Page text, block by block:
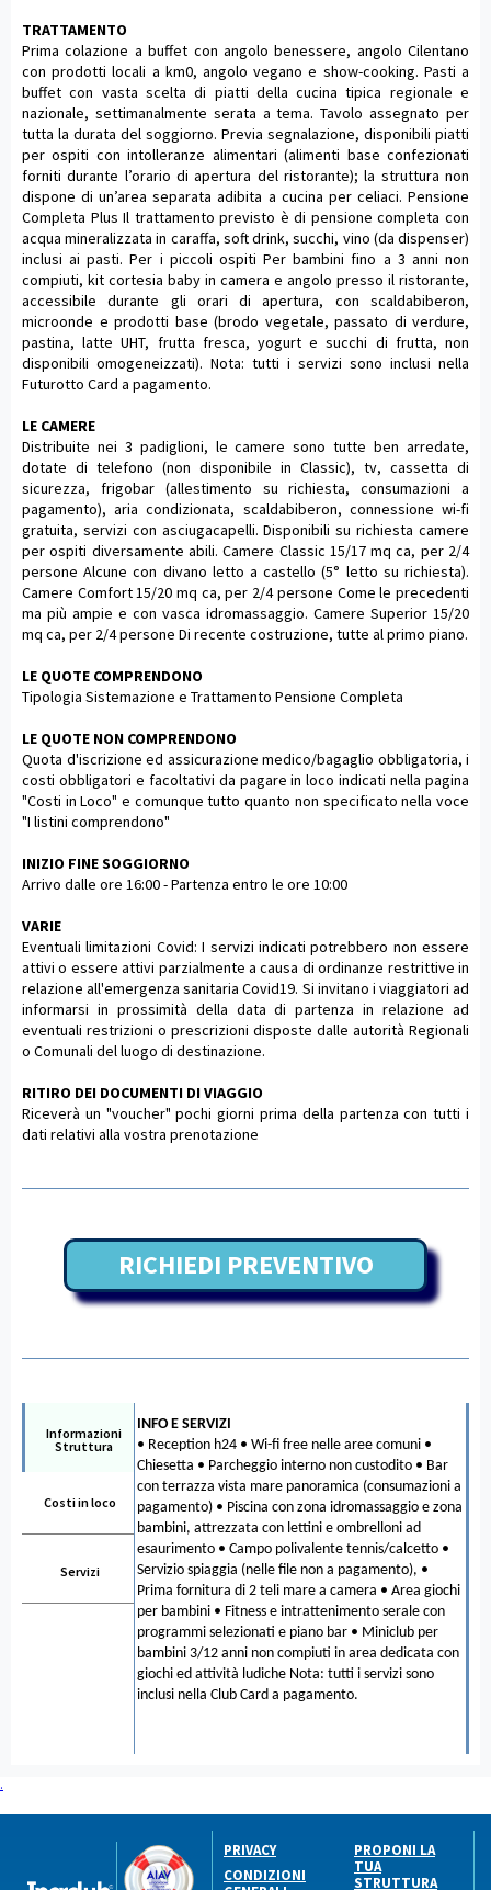
TRATTAMENTO
Prima colazione a buffet con angolo benessere, angolo Cilentano
con prodotti locali a km0, angolo vegano e show-cooking. Pasti a
buffet con vasta scelta di piatti della cucina tipica regionale e
nazionale, settimanalmente serata a tema. Tavolo assegnato per
tutta la durata del soggiorno. Previa segnalazione, disponibili piatti
per ospiti con intolleranze alimentari (alimenti base confezionati
forniti durante l’orario di apertura del ristorante); la struttura non
dispone di un’area separata adibita a cucina per celiaci. Pensione
Completa Plus Il trattamento previsto è di pensione completa con
acqua mineralizzata in caraffa, soft drink, succhi, vino (da dispenser)
inclusi ai pasti. Per i piccoli ospiti Per bambini fino a 3 anni non
compiuti, kit cortesia baby in camera e angolo presso il ristorante,
accessibile durante gli orari di apertura, con scaldabiberon,
microonde e prodotti base (brodo vegetale, passato di verdure,
pastina, latte UHT, frutta fresca, yogurt e succhi di frutta, non
disponibili omogeneizzati). Nota: tutti i servizi sono inclusi nella
Futurotto Card a pagamento.
LE CAMERE
Distribuite nei 3 padiglioni, le camere sono tutte ben arredate,
dotate di telefono (non disponibile in Classic), tv, cassetta di
sicurezza, frigobar (allestimento su richiesta, consumazioni a
pagamento), aria condizionata, scaldabiberon, connessione wi-fi
gratuita, servizi con asciugacapelli. Disponibili su richiesta camere
per ospiti diversamente abili. Camere Classic 15/17 mq ca, per 2/4
persone Alcune con divano letto a castello (5° letto su richiesta).
Camere Comfort 15/20 mq ca, per 2/4 persone Come le precedenti
ma più ampie e con vasca idromassaggio. Camere Superior 15/20
mq ca, per 2/4 persone Di recente costruzione, tutte al primo piano.
LE QUOTE COMPRENDONO
Tipologia Sistemazione e Trattamento Pensione Completa
LE QUOTE NON COMPRENDONO
Quota d'iscrizione ed assicurazione medico/bagaglio obbligatoria, i
costi obbligatori e facoltativi da pagare in loco indicati nella pagina
"Costi in Loco" e comunque tutto quanto non specificato nella voce
"I listini comprendono"
INIZIO FINE SOGGIORNO
Arrivo dalle ore 16:00 - Partenza entro le ore 10:00
VARIE
Eventuali limitazioni Covid: I servizi indicati potrebbero non essere
attivi o essere attivi parzialmente a causa di ordinanze restrittive in
relazione all'emergenza sanitaria Covid19. Si invitano i viaggiatori ad
informarsi in prossimità della data di partenza in relazione ad
eventuali restrizioni o prescrizioni disposte dalle autorità Regionali
o Comunali del luogo di destinazione.
RITIRO DEI DOCUMENTI DI VIAGGIO
Riceverà un "voucher" pochi giorni prima della partenza con tutti i
dati relativi alla vostra prenotazione
RICHIEDI PREVENTIVO
Informazioni
Struttura
Costi in loco
Servizi
INFO E SERVIZI
• Reception h24 • Wi-fi free nelle aree comuni •
Chiesetta • Parcheggio interno non custodito • Bar
con terrazza vista mare panoramica (consumazioni a
pagamento) • Piscina con zona idromassaggio e zona
bambini, attrezzata con lettini e ombrelloni ad
esaurimento • Campo polivalente tennis/calcetto •
Servizio spiaggia (nelle file non a pagamento), •
Prima fornitura di 2 teli mare a camera • Area giochi
per bambini • Fitness e intrattenimento serale con
programmi selezionati e piano bar • Miniclub per
bambini 3/12 anni non compiuti in area dedicata con
giochi ed attività ludiche Nota: tutti i servizi sono
inclusi nella Club Card a pagamento.
.
PRIVACY
CONDIZIONI
PROPONI LA
TUA
STRUTTURA